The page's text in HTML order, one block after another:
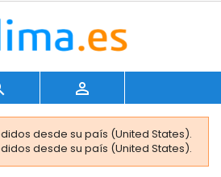

desde su país (United States).
desde su país (United States).